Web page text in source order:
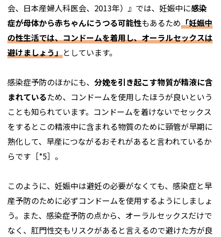
会、日本産婦人科医会、2013年）』では、妊娠中に感染
症が母体から赤ちゃんにうつる可能性もあるため「妊娠中
の性生活では、コンドームを着用し、オーラルセックスは
避けましょう」としています。
感染症予防のほかにも、 分娩を引き起こす物質が精液に含
まれているため、コンドームを使用したほうが良いという
ことも知られています。コンドームを着けないでセックス
をするとこの精液中に含まれる物質のために頸管が早期に
熟化して、早産につながるおそれがあると言われているか
らです［*5］。
このように、妊娠中は避妊の必要がなくても、感染症と早
産予防のために必ずコンドームを使用するようにしましょ
う。また、感染症予防の点から、オーラルセックスだけで
なく、肛門性交もリスクがあると言えるので避けた方が良